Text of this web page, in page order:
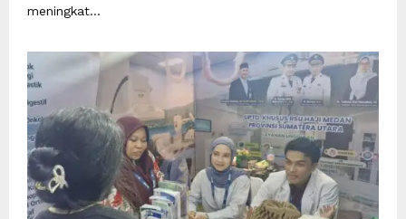
meningkat...